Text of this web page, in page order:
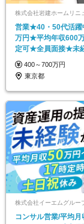
株式会社岩建ホームリニ
営業★40・50代活
万円★平均年収600
定可★全員面接★未
約率80%以上
400～700万円
東京都
株式会社イーエムグルー
コンサル営業/平均